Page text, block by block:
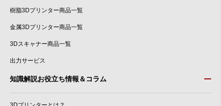
樹脂3Dプリンター商品一覧
金属3Dプリンター商品一覧
3Dスキャナー商品一覧
出力サービス
知識解説お役立ち情報＆コラム